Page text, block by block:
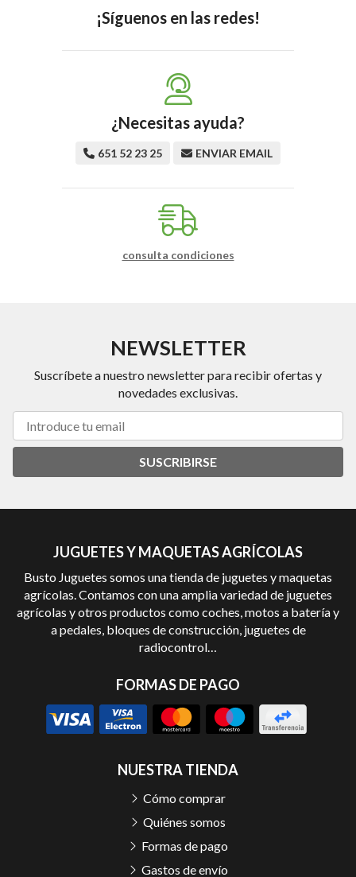
¡Síguenos en las redes!
¿Necesitas ayuda?
651 52 23 25 ENVIAR EMAIL
consulta condiciones
NEWSLETTER
Suscríbete a nuestro newsletter para recibir ofertas y
novedades exclusivas.
SUSCRIBIRSE
JUGUETES Y MAQUETAS AGRÍCOLAS
Busto Juguetes somos una tienda de juguetes y maquetas
agrícolas. Contamos con una amplia variedad de juguetes
agrícolas y otros productos como coches, motos a batería y
a pedales, bloques de construcción, juguetes de
radiocontrol…
FORMAS DE PAGO
NUESTRA TIENDA
Cómo comprar
Quiénes somos
Formas de pago
Gastos de envío